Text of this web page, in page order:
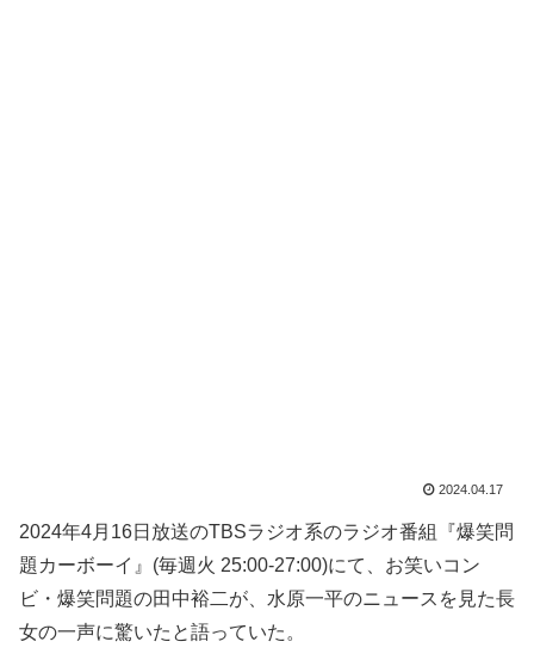
2024.04.17
2024年4月16日放送のTBSラジオ系のラジオ番組『爆笑問
題カーボーイ』(毎週火 25:00-27:00)にて、お笑いコン
ビ・爆笑問題の田中裕二が、水原一平のニュースを見た長
女の一声に驚いたと語っていた。